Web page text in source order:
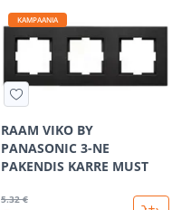
KAMPAANIA
RAAM VIKO BY
PANASONIC 3-NE
PAKENDIS KARRE MUST
5.32 €